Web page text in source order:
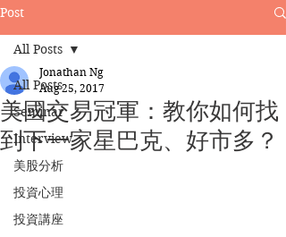
Post
All Posts
Seminar
Interview
美股分析
投資心理
投資講座
All Posts
美國交易冠軍：教你如何找
到下一家星巴克、好市多？
Jonathan Ng
Aug 25, 2017